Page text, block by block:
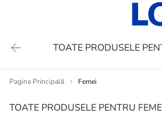
TOATE PRODUSELE
Pagina Principală Femei
TOATE PRODUSELE PENTRU